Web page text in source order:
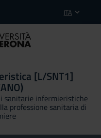
ITA
[L/SNT1]
sanitarie infermieristiche
professione sanitaria di